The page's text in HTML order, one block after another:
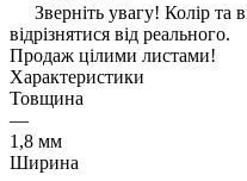
Зверніть увагу! Колір та
відрізнятися від реального.
Продаж цілими листами!
Характеристики
Товщина
—
1,8 мм
Ширина